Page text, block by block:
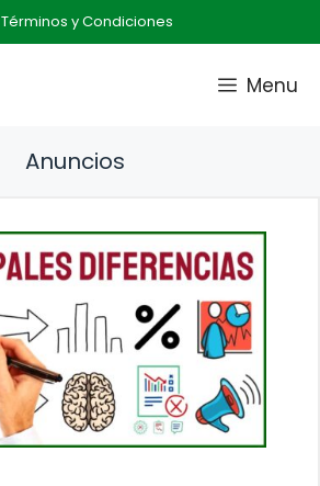
Términos y Condiciones
Menu
Anuncios